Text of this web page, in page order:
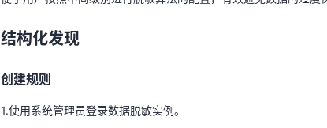
多款云产品免费试用，快来开启云上之旅
1.使用系统管理员登录数据脱敏实例。
2.在左侧导航栏选择“敏感数据发现 > 结构化发现 ”，进入“结构化发
结构化发现
创建规则
1.使用系统管理员登录数据脱敏实例。